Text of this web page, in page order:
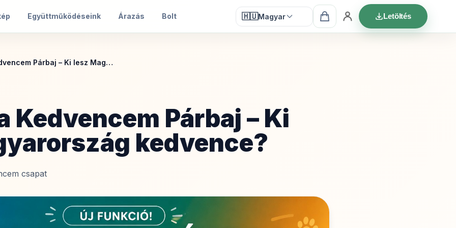
Együttműködéseink Árazás Bolt 🇭🇺Magyar Letöltés
Elindult a Kedvencem Párbaj – Ki lesz Magyarország kedvence?
Kedvencem Párbaj – Ki
kedvence?
csapat